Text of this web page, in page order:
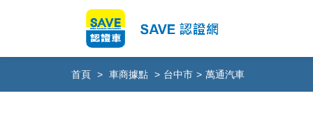
首頁 > 車商據點 > 台中市 > 萬通汽車